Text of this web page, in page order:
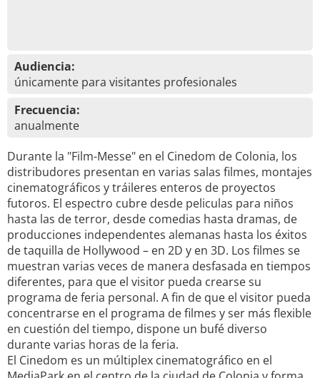
Audiencia:
únicamente para visitantes profesionales
Frecuencia:
anualmente
Durante la "Film-Messe" en el Cinedom de Colonia, los
distribudores presentan en varias salas filmes, montajes
cinematográficos y tráileres enteros de proyectos
futoros. El espectro cubre desde peliculas para niños
hasta las de terror, desde comedias hasta dramas, de
producciones independentes alemanas hasta los éxitos
de taquilla de Hollywood – en 2D y en 3D. Los filmes se
muestran varias veces de manera desfasada en tiempos
diferentes, para que el visitor pueda crearse su
programa de feria personal. A fin de que el visitor pueda
concentrarse en el programa de filmes y ser más flexible
en cuestión del tiempo, dispone un bufé diverso
durante varias horas de la feria.
El Cinedom es un múltiplex cinematográfico en el